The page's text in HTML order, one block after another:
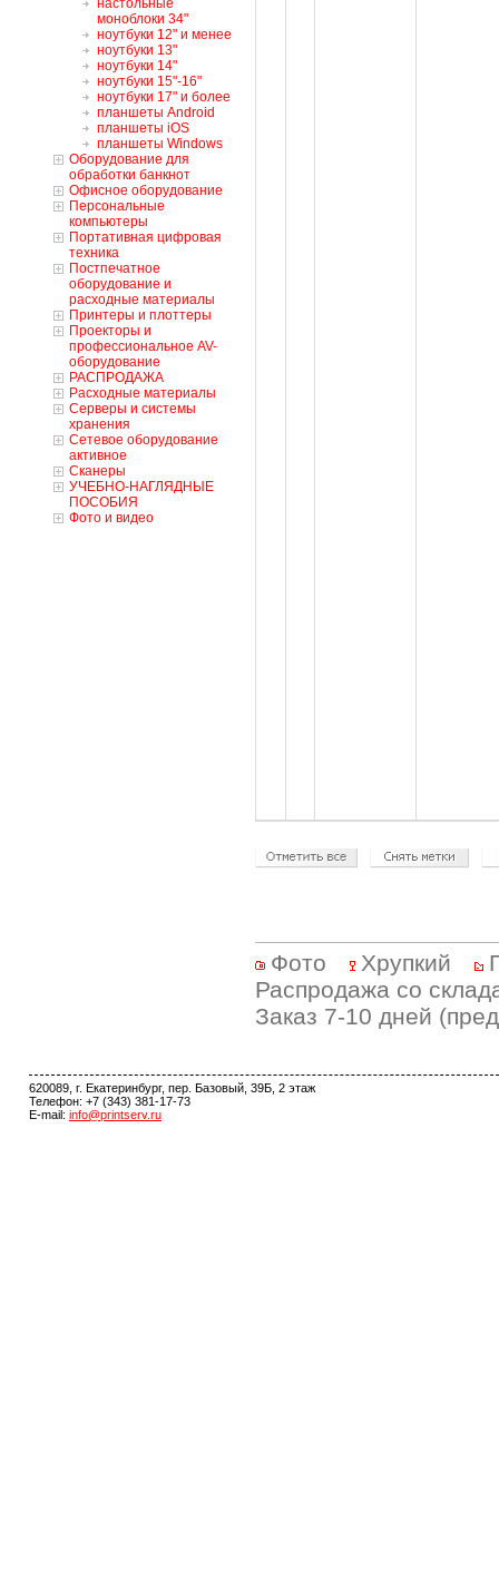
настольные
моноблоки 34"
ноутбуки 12" и менее
ноутбуки 13"
ноутбуки 14"
ноутбуки 15"-16"
ноутбуки 17" и более
планшеты Android
планшеты iOS
планшеты Windows
Оборудование для
обработки банкнот
Офисное оборудование
Персональные
компьютеры
Портативная цифровая
техника
Постпечатное
оборудование и
расходные материалы
Принтеры и плоттеры
Проекторы и
профессиональное AV-
оборудование
РАСПРОДАЖА
Расходные материалы
Серверы и системы
хранения
Сетевое оборудование
активное
Сканеры
УЧЕБНО-НАГЛЯДНЫЕ
ПОСОБИЯ
Фото и видео
Фото Хрупкий
Распродажа со
Заказ 7-10 дней
620089, г. Екатеринбург, пер. Базовый, 39Б, 2 этаж
Телефон: +7 (343) 381-17-73
E-mail: info@printserv.ru